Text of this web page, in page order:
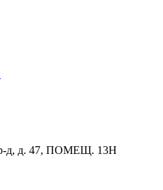
д, д. 47, ПОМЕЩ. 13Н